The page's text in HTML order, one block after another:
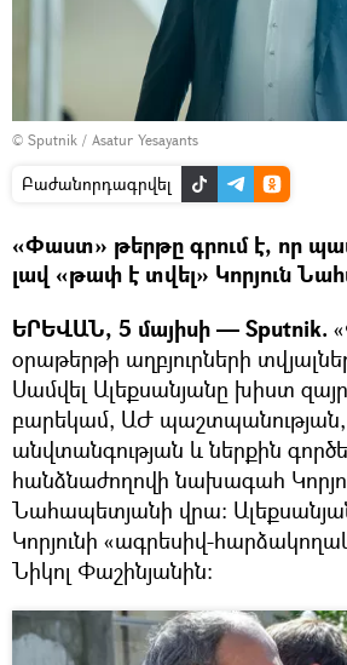
© Sputnik / Asatur Yesayants
Բաժանորդագրվել
«Փաստ» թերթը գրում է, որ
լավ «թափ է տվել» Կորյուն
ԵՐԵՎԱՆ, 5 մայիսի — Sputnik.
օրաթերթի աղբյուրների
Սամվել Ալեքսանյանը խիստ
բարեկամ, ԱԺ պաշտպանության,
անվտանգության և ներքին
հանձնաժողովի նախագահ
Նահապետյանի վրա:
Կորյունի «ագրեսիվ-
Նիկոլ Փաշինյանին: